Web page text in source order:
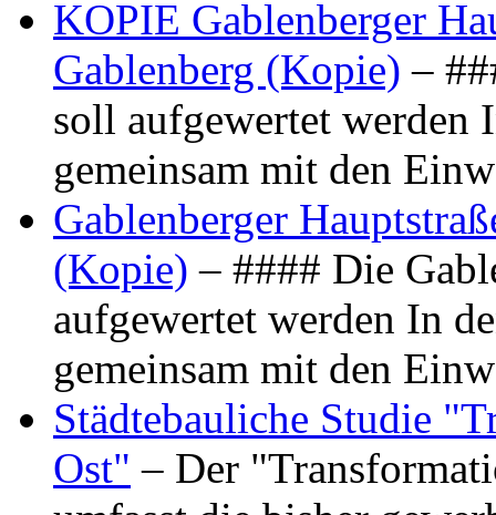
KOPIE Gablenberger
Gablenberg (Kopie) –
soll aufgewertet werden
gemeinsam mit den
Gablenberger
(Kopie) – #### Die
aufgewertet werden In
gemeinsam mit den
Städtebauliche Studie
Ost" – Der